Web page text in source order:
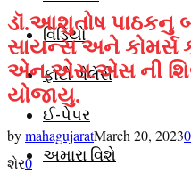
વિડિયો
ફોટો ગેલેરી
ઈ-પેપર
અમારા વિશે
ડૉ.આશુતોષ પાઠકનુ
સાયન્સ અને કોમર્સ
એન.એસ.એસ ની
યોજાયુ.
bymahagujaratMarch 20, 20230
શેર0